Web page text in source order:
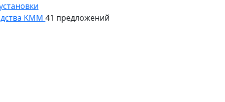
KMM 41 предложений